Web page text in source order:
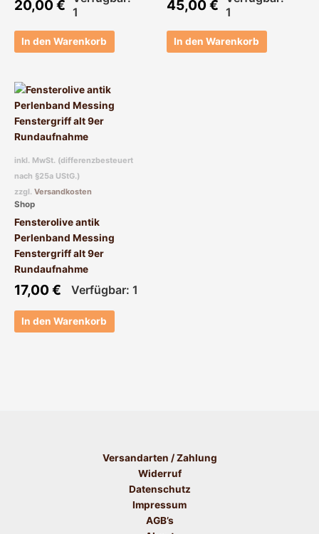
20,00€ 1
In den Warenkorb
45,00€ 1
In den Warenkorb
inkl. MwSt. (differenzbesteuert
nach §25a UStG.)
zzgl. Versandkosten
Shop
Fensterolive antik
Perlenband Messing
Fenstergriff alt 9er
Rundaufnahme
17,00€ Verfügbar: 1
In den Warenkorb
Versandarten / Zahlung
Widerruf
Datenschutz
Impressum
AGB’s